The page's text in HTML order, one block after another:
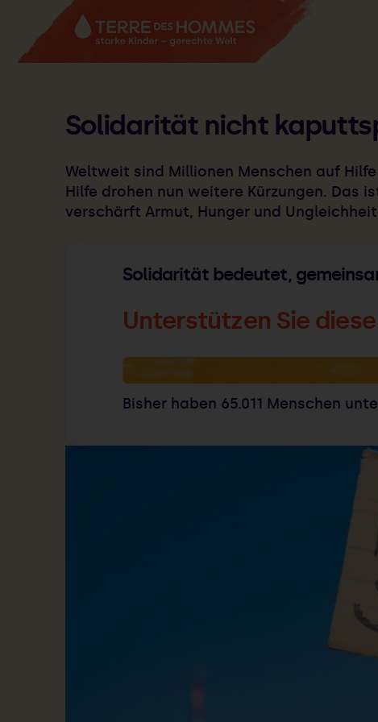
Zum Hauptinhalt springen
Solidarität nicht
Weltweit sind Millionen Menschen auf
Hilfe drohen nun weitere Kürzungen. Das
verschärft Armut, Hunger und
Solidarität bedeutet,
Unterstützen Sie
Bisher haben 65.011 Menschen